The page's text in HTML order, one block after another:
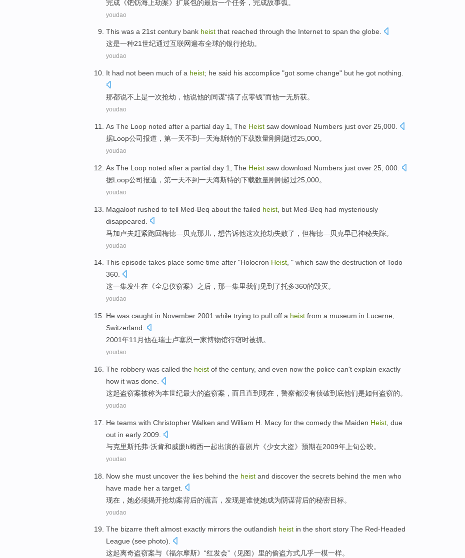
完成 《钯钫海上劫案》 扩展包的最后一个任务 ，完成故事弧。
youdao
This was a 21st century bank heist that reached through the Internet to span the globe.
这是一种21世纪通过互联网遍布全球的银行抢劫。
youdao
It had not been much of a heist; he said his accomplice "got some change" but he got nothing
那都说不上是一次抢劫 ， 他说他的同谋“搞了点零钱”而他一无所获。
youdao
As The Loop noted after a partial day 1, The Heist saw download Numbers just over 25,000.
据Loop公司报道，第一天不到一天海斯特的下载数量刚刚 超过25,000。
youdao
As The Loop noted after a partial day 1, The Heist saw download Numbers just over 25, 000.
据Loop公司报道，第一天不到一天海斯特的下载数量刚刚 超过25,000。
youdao
Magaloof rushed to tell Med-Beq about the failed heist but Med-Beq had mysteriously
disappeared
马加卢夫赶紧跑回梅德—贝克那儿，想告诉他这次抢劫失败了 ， 但梅德—贝克早已神秘失踪。
youdao
This episode takes place some time after "Holocron Heist, " which saw the destruction of Todo
360.
这一集发生在 《全息仪窃案》之后， 那一集里我们见到 了托多360的毁灭。
youdao
He was caught in November 2001 while trying to pull off a heist from a museum in Lucerne
Switzerland
2001年11月他在瑞士卢塞恩一家博物馆行窃时被抓。
youdao
The robbery was called the heist of the century, and even now the police can't explain exactly
how it was done.
这起盗窃案被称为本世纪最大的盗窃案 ， 而且 直到现在 ， 警察都没有侦破到底他们是如何盗窃的。
youdao
He teams with Christopher Walken and William H. Macy for the comedy the Maiden Heist due
out in early 2009.
与克里斯托弗·沃肯和威廉h梅西一起出演的喜剧片 《少女大盗》 预期在2009年上旬公映。
youdao
Now she must uncover the lies behind the heist and discover the secrets behind the men who
have made her a target
现在 ， 她必须揭开抢劫案背后的谎言 ， 发现是谁使她成为阴谋背后的秘密目标。
youdao
The bizarre theft almost exactly mirrors the outlandish heist in the short story The Red-Headed
League (see photo).
这起离奇盗窃案与《福尔摩斯》“红发会”（ 见图 ）里的偷盗方式几乎一模一样。